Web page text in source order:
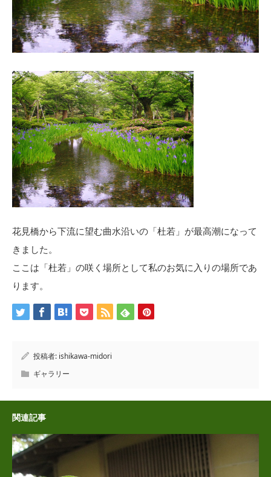
花見橋から下流に望む曲水沿いの「杜若」が最高潮になって
きました。
ここは「杜若」の咲く場所として私のお気に入りの場所であ
ります。
投稿者: ishikawa-midori
ギャラリー
関連記事